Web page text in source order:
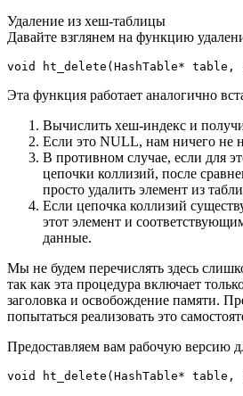
Удаление из хеш-таблицы
Давайте взглянем на функцию
void ht_delete(HashTable* table,
Эта функция работает аналогично
Вычислить хеш-индекс и
Если это NULL, нам ничего не
В противном случае, если для
цепочки коллизий, после
просто удалить элемент из
Если цепочка коллизий
этот элемент и
данные.
Мы не будем перечислять здесь
так как эта процедура включает
заголовка и освобождение памяти.
попытаться реализовать это
Предоставляем вам рабочую версию
void ht_delete(HashTable*